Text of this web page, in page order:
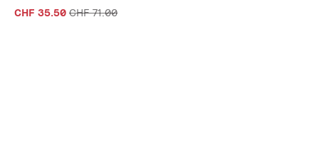
CHF 35.50 CHF 71.00